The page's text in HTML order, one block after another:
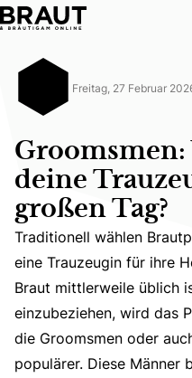
Groomsmen: Was machen
Freitag, 27 Februar
Groomsmen:
deine
großen Tag?
Traditionell wählen
Traditionell wählen
eine Trauzeugin für ihre
Braut mittlerweile üblich
einzubeziehen, wird das
die Groomsmen oder
populärer. Diese Männer